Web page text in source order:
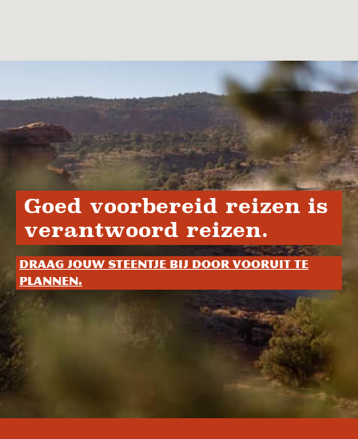
Goed voorbereid reizen is
verantwoord reizen.
Draag jouw steentje bij door vooruit te
plannen.